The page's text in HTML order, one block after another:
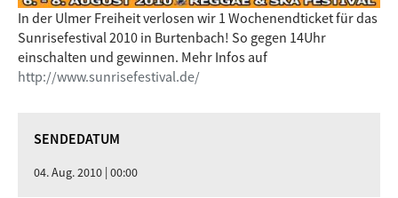
In der Ulmer Freiheit verlosen wir 1 Wochenendticket für das
Sunrisefestival 2010 in Burtenbach! So gegen 14Uhr
einschalten und gewinnen. Mehr Infos auf
http://www.sunrisefestival.de/
SENDEDATUM
04. Aug. 2010 | 00:00